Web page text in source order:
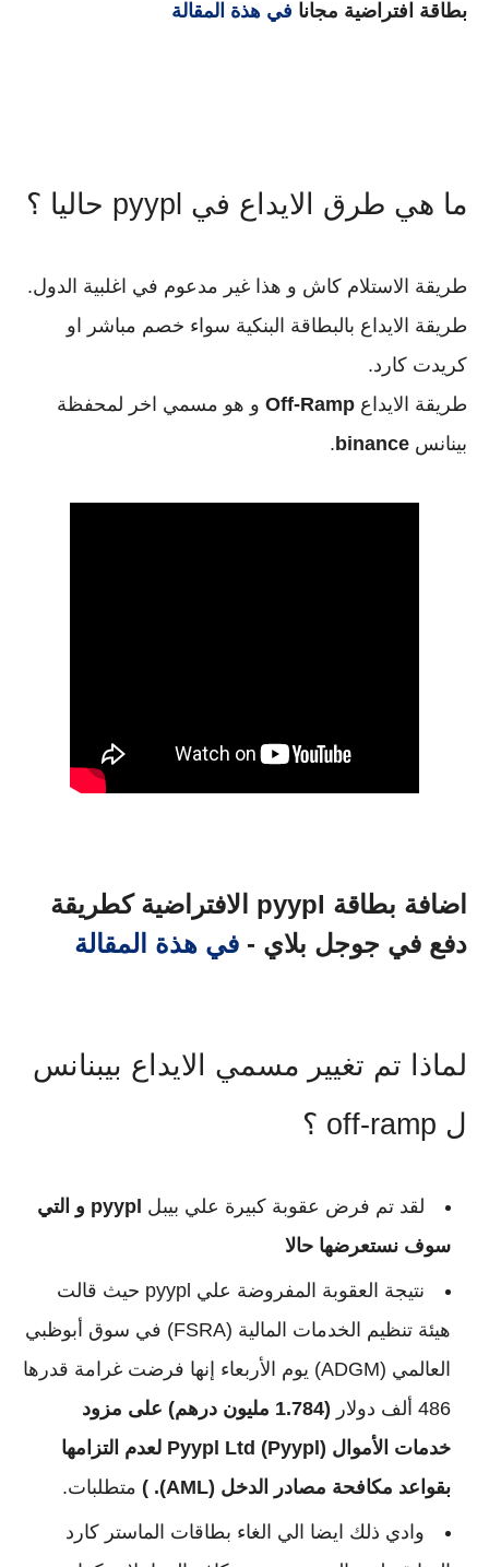
بطاقة افتراضية مجانا في هذة المقالة
ما هي طرق الايداع في pyypl حاليا ؟
طريقة الاستلام كاش و هذا غير مدعوم في اغلبية الدول.
طريقة الايداع بالبطاقة البنكية سواء خصم مباشر او
كريدت كارد.
طريقة الايداع Off-Ramp و هو مسمي اخر لمحفظة
بينانس binance
.
اضافة بطاقة pyypl الافتراضية كطريقة
دفع في جوجل بلاي - في هذة المقالة
لماذا تم تغيير مسمي الايداع بيبنانس
ل off-ramp ؟
لقد تم فرض عقوبة كبيرة علي بيبل
pyypl و التي
سوف نستعرضها حالا
نتيجة العقوبة المفروضة علي pyypl حيث قالت
هيئة تنظيم الخدمات المالية (FSRA) في سوق أبوظبي
العالمي (ADGM) يوم الأربعاء إنها فرضت غرامة قدرها
486 ألف دولار
(1.784 مليون درهم) على مزود
خدمات الأموال Pyypl Ltd (Pyypl) لعدم التزامها
بقواعد مكافحة مصادر الدخل (AML). )
متطلبات.
وادي ذلك ايضا الي الغاء بطاقات الماستر كارد